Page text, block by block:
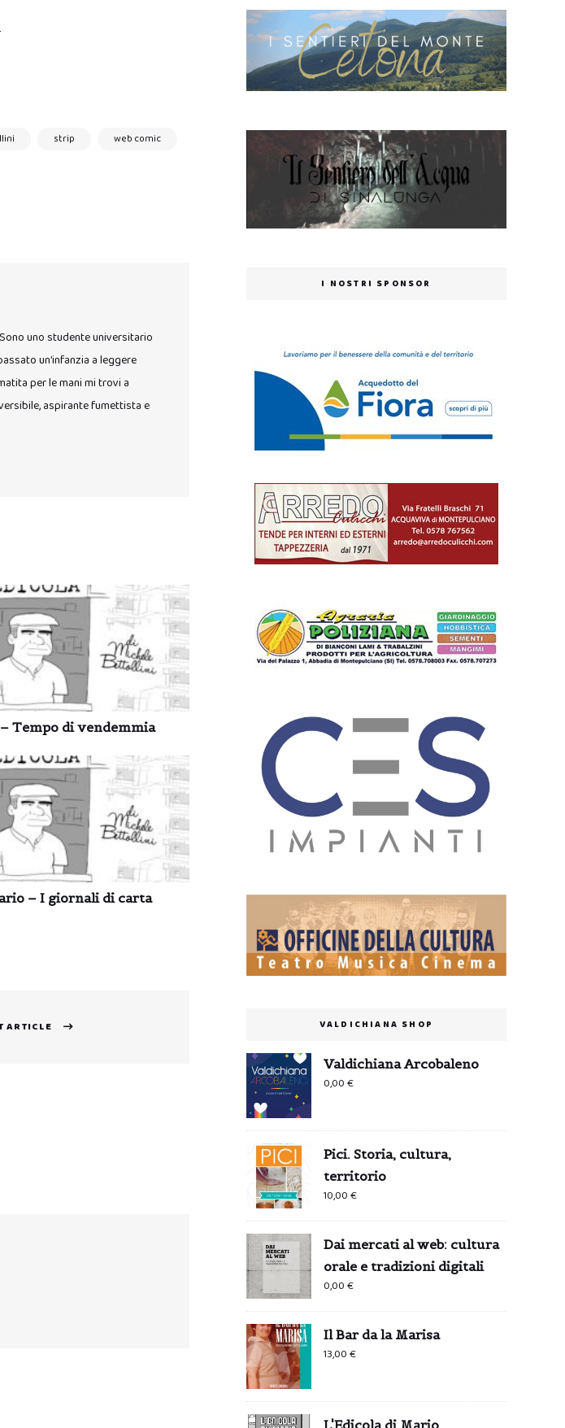
strip web comic
uno studente universitario
un’infanzia a leggere
per le mani mi trovi a
aspirante fumettista e
Tempo di vendemmia
– I giornali di carta
ARTICLE
I NOSTRI SPONSOR
VALDICHIANA SHOP
Valdichiana Arcobaleno
0,00€
Pici. Storia, cultura,
territorio
10,00€
Dai mercati al web: cultura
orale e tradizioni digitali
0,00€
Il Bar da la Marisa
13,00€
L'Edicola di Mario